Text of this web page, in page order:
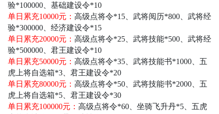
验*100000、基础建设令*10
单日累充10000元： 高级点将令*15、武将阅历*800、武将经
验*300000、经济建设令*15
单日累充20000元： 高级点将令*25、武将技能*500、武将经
验*500000、君王建设令*10
单日累充50000元： 高级点将令*35、武将技能书*1000、五
虎上将自选箱*3、君王建设令*20
单日累充80000元： 高级点将令*50、武将技能书*2000、五
虎上将自选箱*5、君王建设令*30
单日累充100000元： 高级点将令*60、坐骑飞升丹*5、五虎